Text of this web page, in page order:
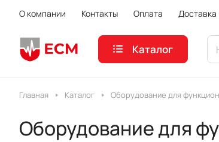
О компании Контакты Оплата Доставка
Каталог
Главная Каталог Оборудование для
Оборудование для